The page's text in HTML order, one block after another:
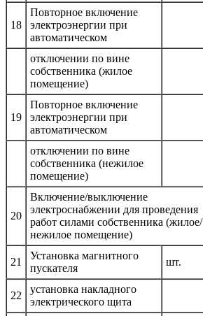
18
Повторное включение
электроэнергии при
автоматическом
отключении по вине
собственника (жилое
помещение)
19
Повторное включение
электроэнергии при
автоматическом
отключении по вине
собственника (нежилое
помещение)
20
Включение/выключение
электроснабжении для проведения
работ силами собственника (жилое/
нежилое помещение)
21
Установка магнитного
пускателя
шт.
22
установка накладного
электрического щита